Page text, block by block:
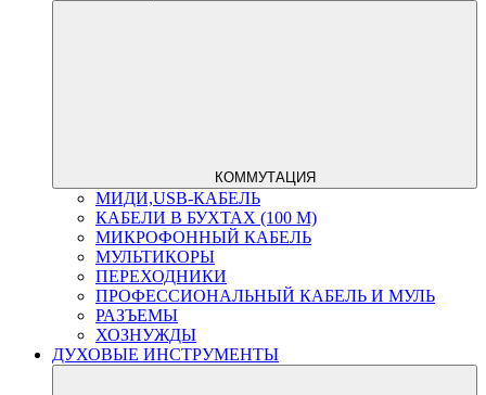
КОММУТАЦИЯ
МИДИ,USB-КАБЕЛЬ
КАБЕЛИ В БУХТАХ (100 М)
МИКРОФОННЫЙ КАБЕЛЬ
МУЛЬТИКОРЫ
ПЕРЕХОДНИКИ
ПРОФЕССИОНАЛЬНЫЙ КАБЕЛЬ И МУЛЬ
РАЗЪЕМЫ
ХОЗНУЖДЫ
ДУХОВЫЕ ИНСТРУМЕНТЫ